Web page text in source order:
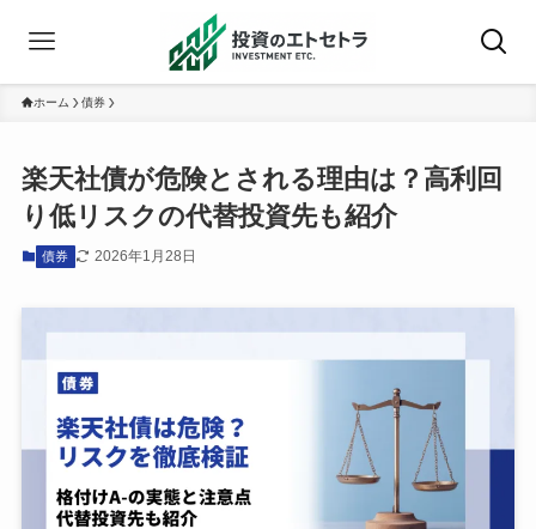
ホーム 債券
楽天社債が危険とされる理由は？高利回
り低リスクの代替投資先も紹介
債券 2026年1月28日